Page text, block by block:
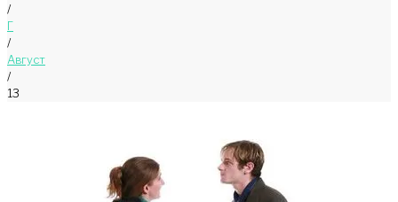
/
Г
/
Август
/
13
13.08.2020